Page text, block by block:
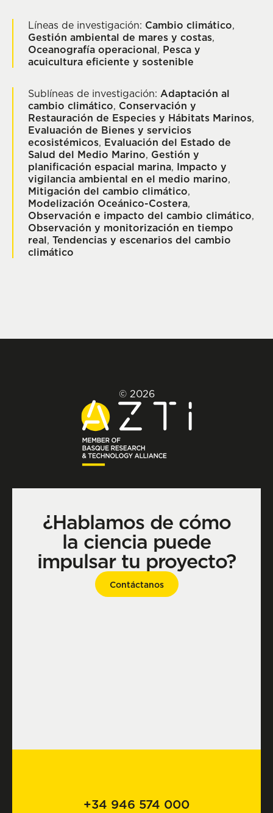
Líneas de investigación: Cambio climático,
Gestión ambiental de mares y costas,
Oceanografía operacional, Pesca y
acuicultura eficiente y sostenible
Sublíneas de investigación: Adaptación al
cambio climático, Conservación y
Restauración de Especies y Hábitats Marinos,
Evaluación de Bienes y servicios
ecosistémicos, Evaluación del Estado de
Salud del Medio Marino, Gestión y
planificación espacial marina, Impacto y
vigilancia ambiental en el medio marino,
Mitigación del cambio climático,
Modelización Oceánico-Costera,
Observación e impacto del cambio climático,
Observación y monitorización en tiempo
real, Tendencias y escenarios del cambio
climático
© 2026
¿Hablamos de cómo
la ciencia puede
impulsar tu proyecto?
Contáctanos
+34 946 574 000